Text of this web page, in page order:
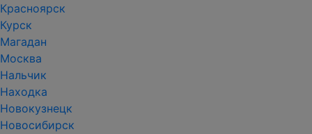
Красноярск
Курск
Магадан
Москва
Нальчик
Находка
Новокузнецк
Новосибирск